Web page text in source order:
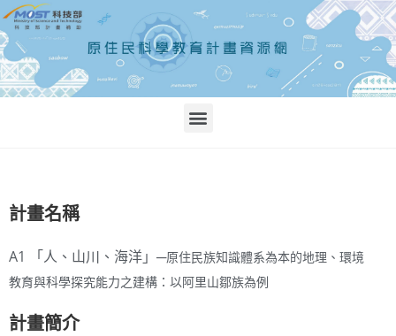
計畫名稱
A1 「人、山川、海洋」─原住民族知識體系為本的地理、環境
教育與科學探究能力之建構：以阿里山鄒族為例
計畫簡介